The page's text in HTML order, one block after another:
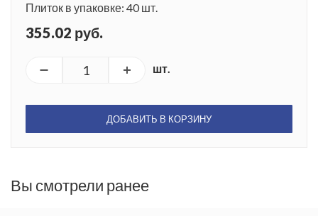
Плиток в упаковке: 40 шт.
355.02 руб.
шт.
ДОБАВИТЬ В КОРЗИНУ
Вы смотрели ранее